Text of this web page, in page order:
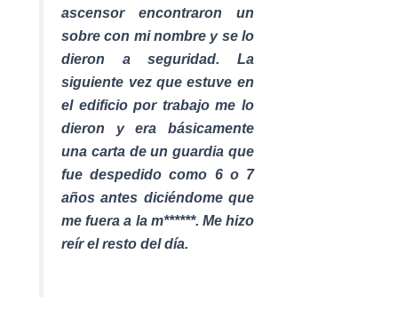
ascensor encontraron un
sobre con mi nombre y se lo
dieron a seguridad. La
siguiente vez que estuve en
el edificio por trabajo me lo
dieron y era básicamente
una carta de un guardia que
fue despedido como 6 o 7
años antes diciéndome que
me fuera a la m******. Me hizo
reír el resto del día.